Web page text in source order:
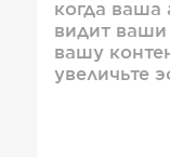
когда ваша
видит ваши
вашу
увеличьте